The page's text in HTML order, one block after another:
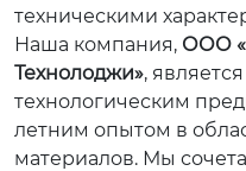
техническими
Наша компания, ООО
Технолоджи»,
технологическим
летним опытом в
материалов. Мы